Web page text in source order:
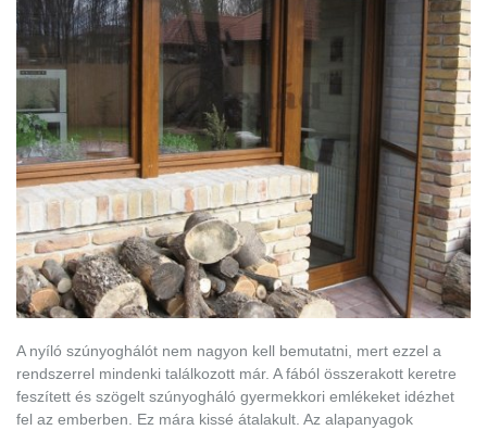
A nyíló szúnyoghálót nem nagyon kell bemutatni, mert ezzel a
rendszerrel mindenki találkozott már. A fából összerakott keretre
feszített és szögelt szúnyogháló gyermekkori emlékeket idézhet
fel az emberben. Ez mára kissé átalakult. Az alapanyagok